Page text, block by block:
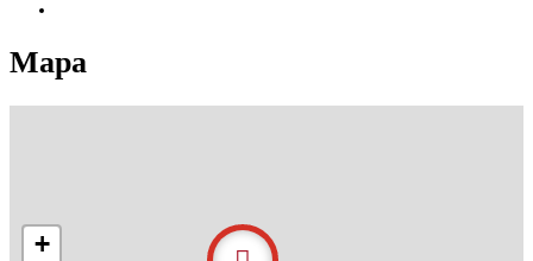
Mapa
+